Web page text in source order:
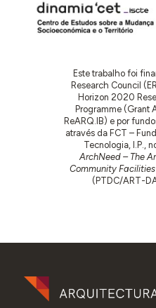
Este trabalho foi
Research Council
Horizon 2020
Programme (Grant
ReARQ.IB) e por
através da FCT –
Tecnologia, I.P.,
ArchNeed – The
Community
(PTDC/ART-